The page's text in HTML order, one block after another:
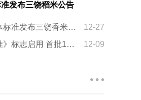
发布三饶稻米公告
潮州市标准化协会团体标准发布三饶香米公告
12-27
《潮州牛肉丸团体标准》标志启用 首批16家企业获得标志使用权
12-09